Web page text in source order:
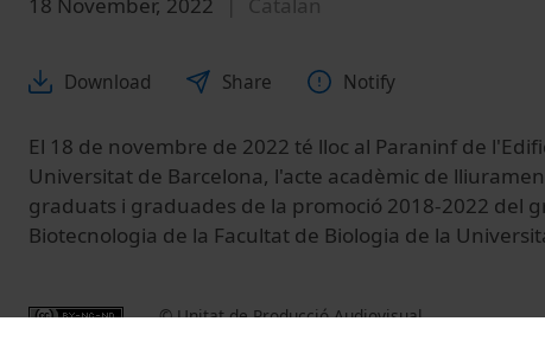
18 November, 2022 Catalan
Download Share Notify
El 18 de novembre de 2022 té lloc al Paraninf de
Universitat de Barcelona, l'acte acadèmic de
graduats i graduades de la promoció 2018-2022 del
Biotecnologia de la Facultat de Biologia de la
© Unitat de Producció Audiovisual